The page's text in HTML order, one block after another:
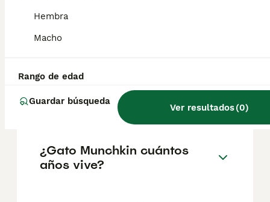
Hembra
Macho
Rango de edad
Guardar búsqueda
Ver resultados(0)
criadores responsables que garanticen la
Informarse bien y comparar opciones antes
¿Qué es un gato Munchkin?
¿Gato Munchkin cuántos
años vive?